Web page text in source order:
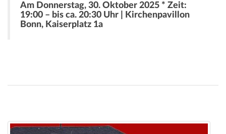
Am Donnerstag, 30. Oktober 2025 * Zeit:
19:00 – bis ca. 20:30 Uhr | Kirchenpavillon
Bonn, Kaiserplatz 1a